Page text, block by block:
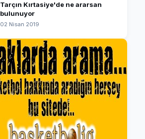
Tarçın Kırtasiye'de ne ararsan
bulunuyor
02 Nisan 2019